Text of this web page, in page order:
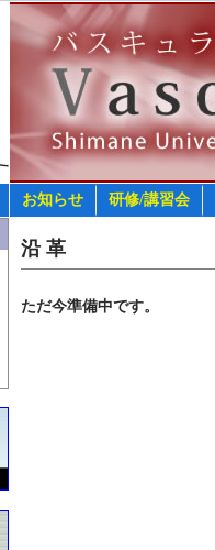
お知らせ 研修/講習会
沿 革
ただ今準備中です。